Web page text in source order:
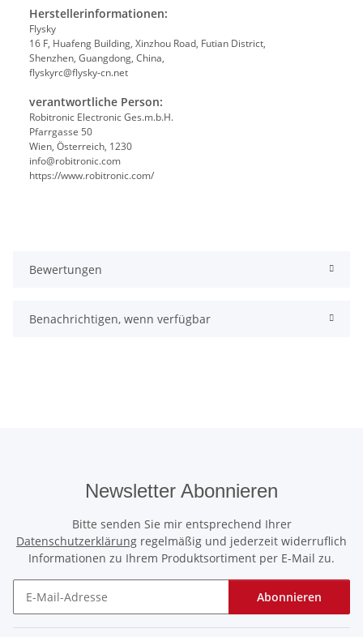
Herstellerinformationen:
Flysky
16 F, Huafeng Building, Xinzhou Road, Futian District,
Shenzhen, Guangdong, China,
flyskyrc@flysky-cn.net
verantwortliche Person:
Robitronic Electronic Ges.m.b.H.
Pfarrgasse 50
Wien, Österreich, 1230
info@robitronic.com
https://www.robitronic.com/
Bewertungen
Benachrichtigen, wenn verfügbar
Newsletter Abonnieren
Bitte senden Sie mir entsprechend Ihrer
Datenschutzerklärung regelmäßig und jederzeit widerruflich
Informationen zu Ihrem Produktsortiment per E-Mail zu.
Abonnieren